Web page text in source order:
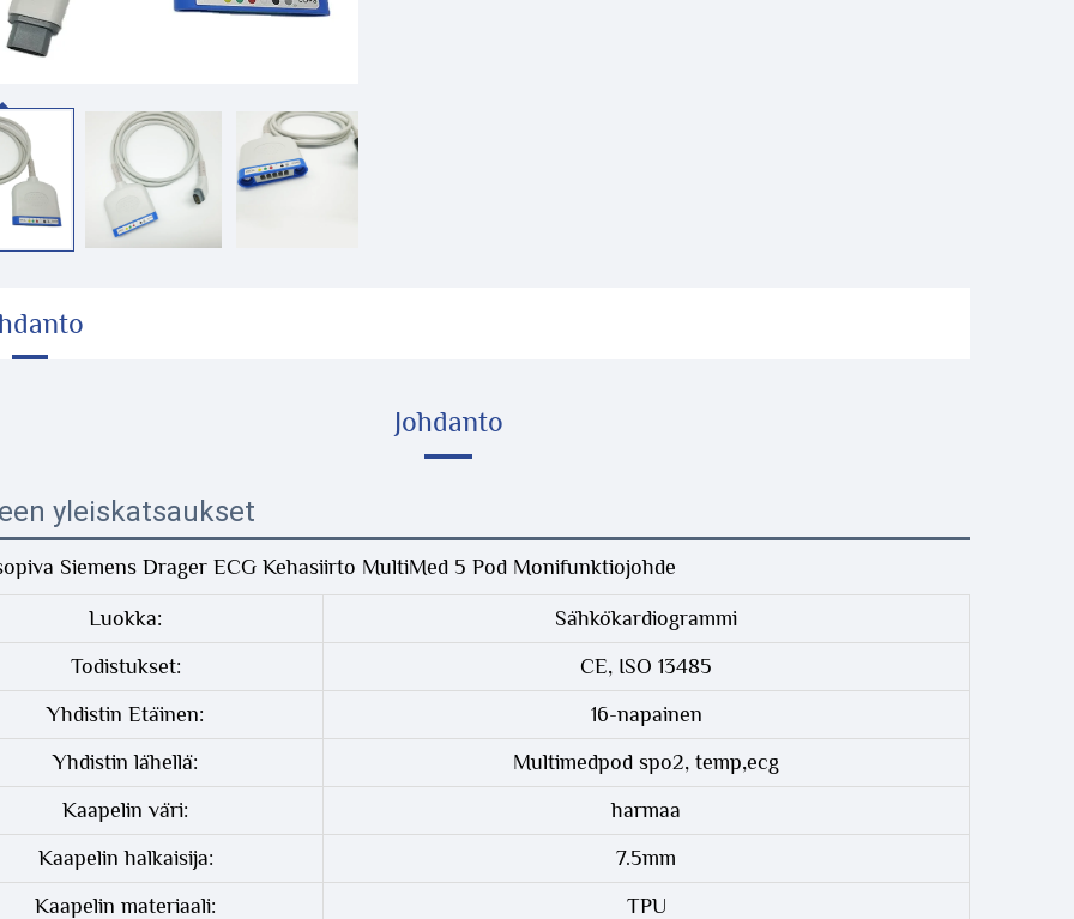
Johdanto
yleiskatsaukset
Siemens Drager ECG Kehasiirto MultiMed 5 Pod Monifunktiojohde
Luokka:
Sähkökardiogrammi
Todistukset:
CE, ISO 13485
Yhdistin Etäinen:
16-napainen
Yhdistin lähellä:
Multimedpod spo2, temp,ecg
Kaapelin väri:
harmaa
Kaapelin halkaisija:
7.5mm
Kaapelin materiaali:
TPU